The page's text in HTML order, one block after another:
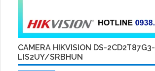
CAMERA HIKVISION DS-2CD2T87G3-
LIS2UY/SRBHUN